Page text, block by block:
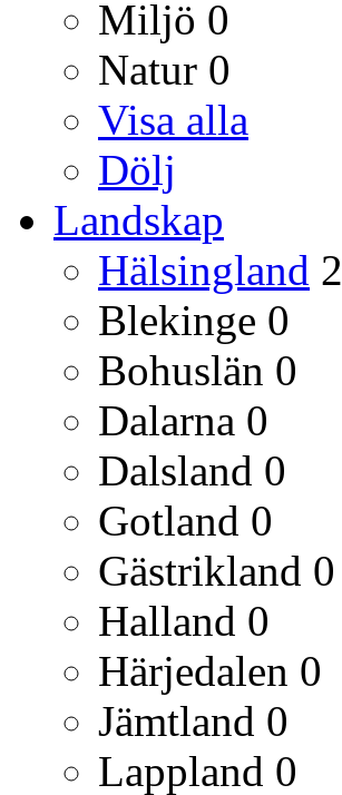
Miljö 0
Natur 0
Visa alla
Dölj
Landskap
Hälsingland 2
Blekinge 0
Bohuslän 0
Dalarna 0
Dalsland 0
Gotland 0
Gästrikland 0
Halland 0
Härjedalen 0
Jämtland 0
Lappland 0